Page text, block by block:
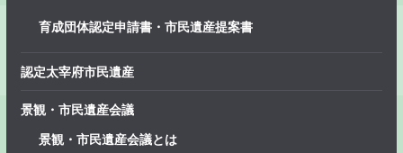
育成団体認定申請書・市民遺産提案書
認定太宰府市民遺産
景観・市民遺産会議
景観・市民遺産会議とは